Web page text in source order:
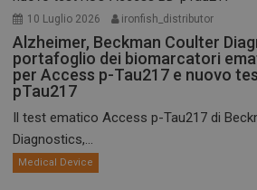
10 Luglio 2026 ironfish_distributor
Alzheimer, Beckman Coulter
portafoglio dei biomarcatori
per Access p-Tau217 e nuovo
pTau217
Il test ematico Access p-Tau217 di
Diagnostics,...
Medical Device